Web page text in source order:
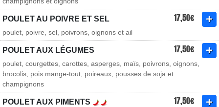
POULET AU POIVRE ET SEL 17,50€
poulet, poivre, sel, poivrons, oignons et ail
POULET AUX LÉGUMES 17,50€
poulet, courgettes, carottes, asperges, maïs, poivrons, oignons,
brocolis, pois mange-tout, poireaux, pousses de soja et
champignons
POULET AUX PIMENTS 17,50€